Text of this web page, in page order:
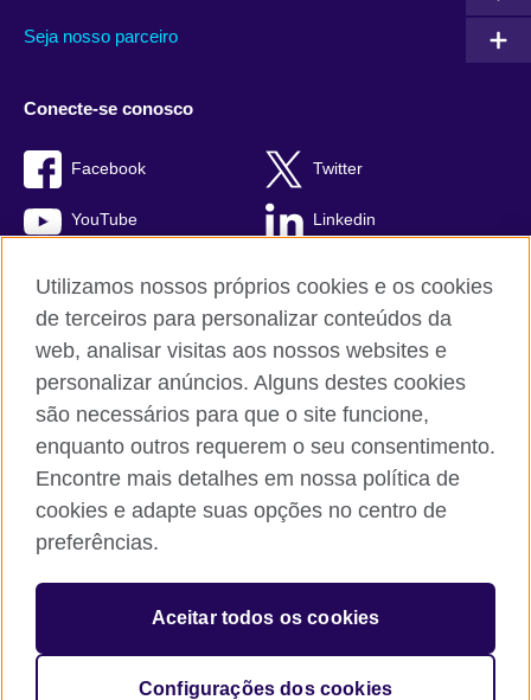
Seja nosso parceiro
Conecte-se conosco
Facebook Twitter
YouTube Linkedin
British Council global
Comentários e reclamações
Política de privacidade e termos de uso
© 2026 British Council
The United Kingdom’s international organisation for cultural
Utilizamos nossos próprios cookies e os cookies
de terceiros para personalizar conteúdos da
web, analisar visitas aos nossos websites e
personalizar anúncios. Alguns destes cookies
são necessários para que o site funcione,
enquanto outros requerem o seu consentimento.
Encontre mais detalhes em nossa política de
cookies e adapte suas opções no centro de
preferências.
Aceitar todos os cookies
Configurações dos cookies